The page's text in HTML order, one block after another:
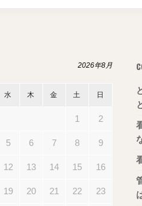
2026年8月
水 木 金 土 日
1 2
5 6 7 8 9
12 13 14 15 16
19 20 21 22 23